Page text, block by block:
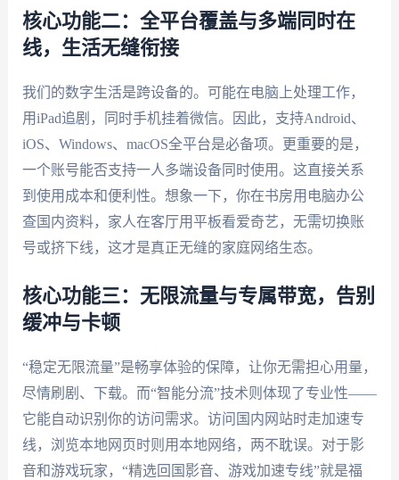
核心功能二：全平台覆盖与多端同时在
线，生活无缝衔接
我们的数字生活是跨设备的。可能在电脑上处理工作，
用iPad追剧，同时手机挂着微信。因此，支持Android、
iOS、Windows、macOS全平台是必备项。更重要的是，
一个账号能否支持一人多端设备同时使用。这直接关系
到使用成本和便利性。想象一下，你在书房用电脑办公
查国内资料，家人在客厅用平板看爱奇艺，无需切换账
号或挤下线，这才是真正无缝的家庭网络生态。
核心功能三：无限流量与专属带宽，告别
缓冲与卡顿
“稳定无限流量”是畅享体验的保障，让你无需担心用量，
尽情刷剧、下载。而“智能分流”技术则体现了专业性——
它能自动识别你的访问需求。访问国内网站时走加速专
线，浏览本地网页时则用本地网络，两不耽误。对于影
音和游戏玩家，“精选回国影音、游戏加速专线”就是福